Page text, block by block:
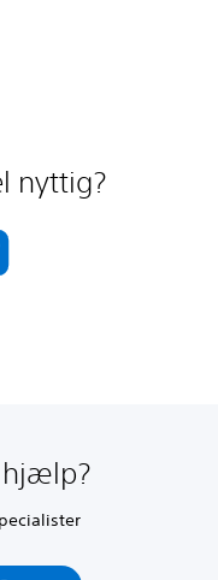
nyttig?
hjælp?